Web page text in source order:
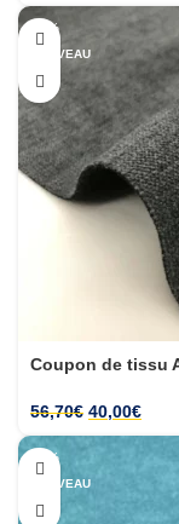
-29%
NOUVEAU
Coupon de tissu
56,70€ 40,00€
-27%
NOUVEAU